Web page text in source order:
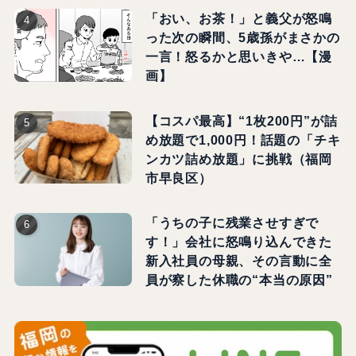
「おい、お茶！」と義父が怒鳴
った次の瞬間、5歳孫がまさかの
一言！怒るかと思いきや…【漫
画】
【コスパ最高】“1枚200円”が詰
め放題で1,000円！話題の「チキ
ンカツ詰め放題」に挑戦（福岡
市早良区）
「うちの子に残業させすぎで
す！」会社に怒鳴り込んできた
新入社員の母親、その言動に全
員が察した休職の“本当の原因”